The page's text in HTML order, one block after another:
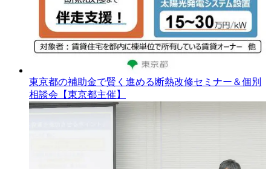
東京都の補助金で賢く進める断熱改修セミナー＆個別
相談会【東京都主催】